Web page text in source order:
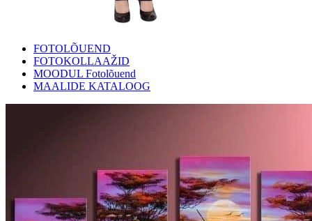
FOTOLÕUEND
FOTOKOLLAAŽID
MOODUL Fotolõuend
MAALIDE KATALOOG